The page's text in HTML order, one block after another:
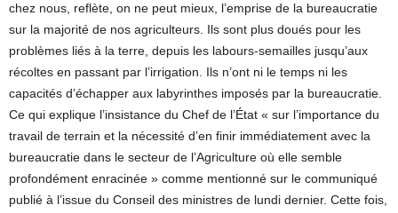
chez nous, reflète, on ne peut mieux, l’emprise de la bureaucratie
sur la majorité de nos agriculteurs. Ils sont plus doués pour les
problèmes liés à la terre, depuis les labours-semailles jusqu’aux
récoltes en passant par l’irrigation. Ils n’ont ni le temps ni les
capacités d’échapper aux labyrinthes imposés par la bureaucratie.
Ce qui explique l’insistance du Chef de l’État « sur l’importance du
travail de terrain et la nécessité d’en finir immédiatement avec la
bureaucratie dans le secteur de l’Agriculture où elle semble
profondément enracinée » comme mentionné sur le communiqué
publié à l’issue du Conseil des ministres de lundi dernier. Cette fois,